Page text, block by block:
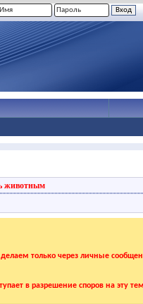
животным
делаем только через личные
в разрешение споров на эту